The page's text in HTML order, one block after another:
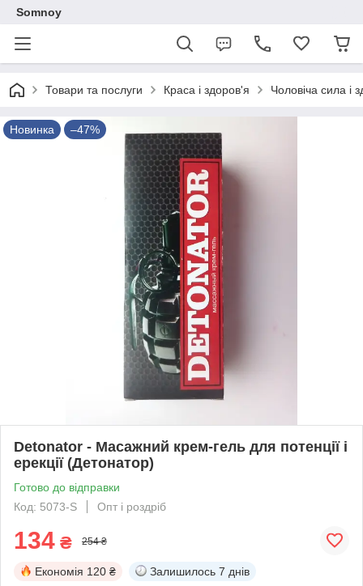
Somnoy
Товари та послуги Краса і здоров'я Чоловіча сила і
Новинка –47%
Detonator - Масажний крем-гель для потенції і
ерекції (Детонатор)
Готово до відправки
Код: 5073-S
Опт і роздріб
134 ₴ 254 ₴
Економія 120 ₴ Залишилось 7 днів